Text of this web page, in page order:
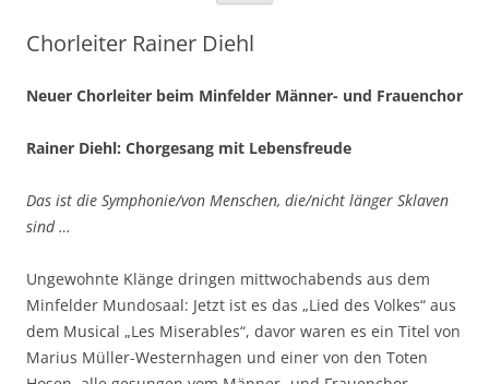
Chorleiter Rainer Diehl
Neuer Chorleiter beim Minfelder Männer- und Frauenchor
Rainer Diehl: Chorgesang mit Lebensfreude
Das ist die Symphonie/von Menschen, die/nicht länger Sklaven
sind …
Ungewohnte Klänge dringen mittwochabends aus dem
Minfelder Mundosaal: Jetzt ist es das „Lied des Volkes“ aus
dem Musical „Les Miserables“, davor waren es ein Titel von
Marius Müller-Westernhagen und einer von den Toten